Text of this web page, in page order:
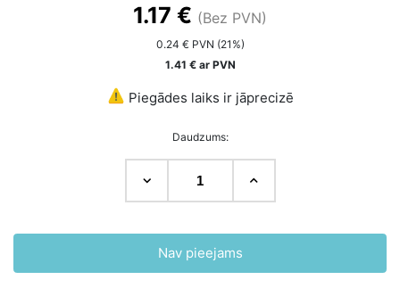
1.17 € (Bez PVN)
0.24 € PVN (21%)
1.41 € ar PVN
Piegādes laiks ir jāprecizē
Daudzums:
Nav pieejams